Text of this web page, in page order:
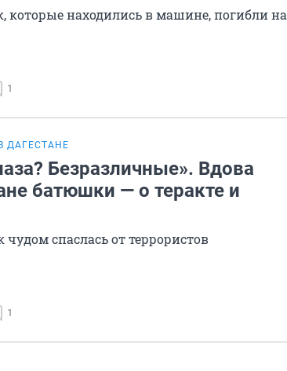
которые находились в машине, погибли на
1
ДАГЕСТАНЕ
Безразличные». Вдова
батюшки — о теракте и
спаслась от террористов
1